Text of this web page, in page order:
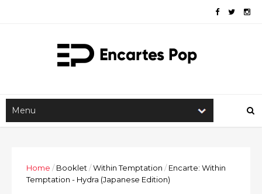
Home / Booklet /Within Temptation / Encarte: Within
Temptation - Hydra (Japanese Edition)